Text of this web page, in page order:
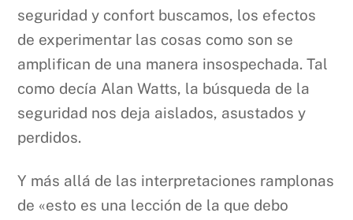
seguridad y confort buscamos, los efectos
de experimentar las cosas como son se
amplifican de una manera insospechada. Tal
como decía Alan Watts, la búsqueda de la
seguridad nos deja aislados, asustados y
perdidos.
Y más allá de las interpretaciones ramplonas
de «esto es una lección de la que debo